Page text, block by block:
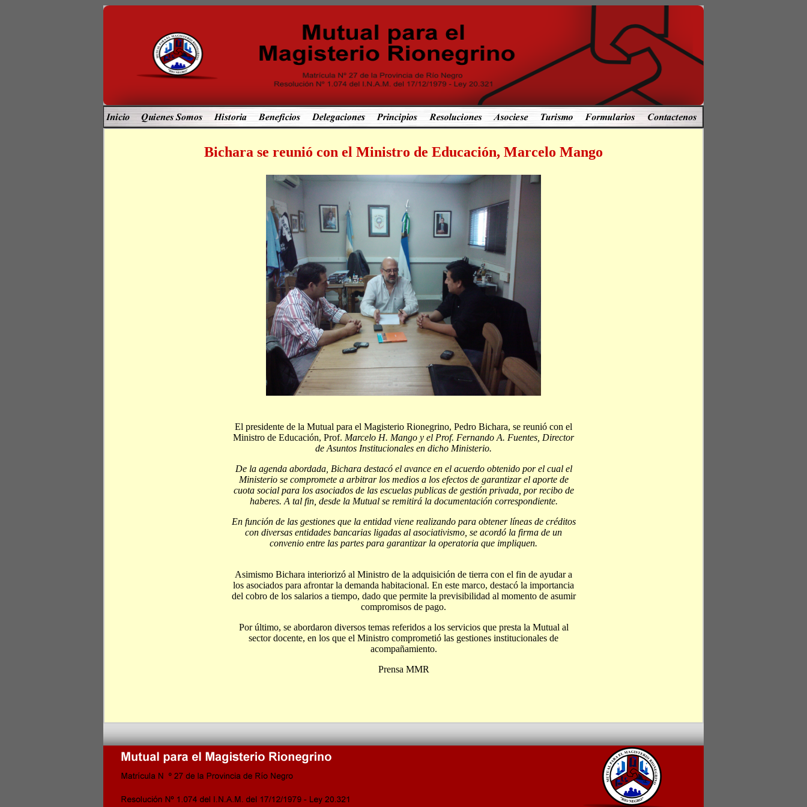
Bichara se reunió con el Ministro de Educación, Marcelo Mango
El presidente de la Mutual para el Magisterio Rionegrino, Pedro Bichara, se reunió con el
Ministro de Educación, Prof. Marcelo H. Mango y el Prof. Fernando A. Fuentes, Director
de Asuntos Institucionales en dicho Ministerio.
De la agenda abordada, Bichara destacó el avance en el acuerdo obtenido por el cual el
Ministerio se compromete a arbitrar los medios a los efectos de garantizar el aporte de
cuota social para los asociados de las escuelas publicas de gestión privada, por recibo de
haberes. A tal fin, desde la Mutual se remitirá la documentación correspondiente.
En función de las gestiones que la entidad viene realizando para obtener líneas de créditos
con diversas entidades bancarias ligadas al asociativismo, se acordó la firma de un
convenio entre las partes para garantizar la operatoria que impliquen.
Asimismo Bichara interiorizó al Ministro de la adquisición de tierra con el fin de ayudar a
los asociados para afrontar la demanda habitacional. En este marco, destacó la importancia
del cobro de los salarios a tiempo, dado que permite la previsibilidad al momento de asumir
compromisos de pago.
Por último, se abordaron diversos temas referidos a los servicios que presta la Mutual al
sector docente, en los que el Ministro comprometió las gestiones institucionales de
acompañamiento.
Prensa MMR